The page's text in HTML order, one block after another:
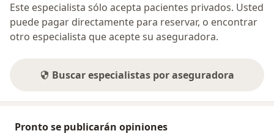
Este especialista sólo acepta pacientes privados. Usted
puede pagar directamente para reservar, o encontrar
otro especialista que acepte su aseguradora.
Buscar especialistas por aseguradora
Pronto se publicarán opiniones